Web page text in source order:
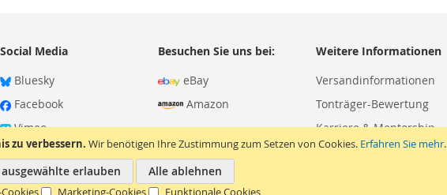
zu verbessern. Wir benötigen Ihre Zustimmung zum Setzen von Cookies. Erfahren Sie mehr.
erlauben Alle ablehnen
Marketing-Cookies Funktionale Cookies
Social Media
Bluesky
Facebook
Vimeo
Besuchen Sie uns bei:
eBay
Amazon
Weitere Informationen
Versandinformationen
Tonträger-Bewertung
Karriere & Mentorship